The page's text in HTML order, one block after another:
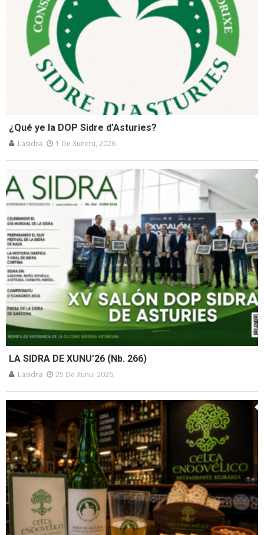
¿Qué ye la DOP Sidre d’Asturies?
Lasidra 1 De Xunetu, 2026
LA SIDRA DE XUNU’26 (Nb. 266)
Lasidra 25 De Xunu, 2026